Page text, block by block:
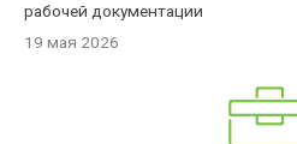
рабочей документации
19 мая 2026